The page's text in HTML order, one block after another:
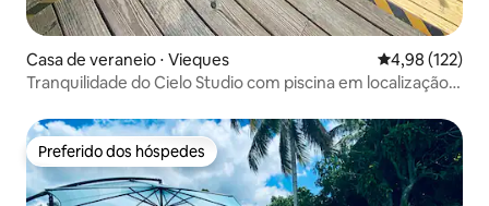
Casa de veraneio ⋅ Vieques 4,98 de uma
4,98 (122)
Tranquilidade do Cielo Studio com piscina em localização
Preferido dos hóspedes
Preferido dos hóspedes